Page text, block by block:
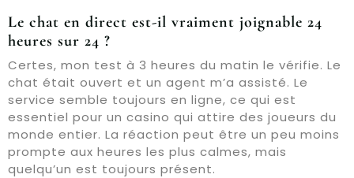
Le chat en direct est-il vraiment joignable 24
heures sur 24 ?
Certes, mon test à 3 heures du matin le vérifie. Le
chat était ouvert et un agent m’a assisté. Le
service semble toujours en ligne, ce qui est
essentiel pour un casino qui attire des joueurs du
monde entier. La réaction peut être un peu moins
prompte aux heures les plus calmes, mais
quelqu’un est toujours présent.